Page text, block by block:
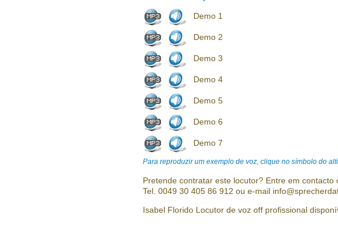
Demo 1
Demo 2
Demo 3
Demo 4
Demo 5
Demo 6
Demo 7
Para reproduzir um exemplo de voz, clique no símbolo do
Pretende contratar este locutor? Entre em contacto
Tel. 0049 30 405 86 912 ou e-mail
Isabel Florido Locutor de voz off profissional